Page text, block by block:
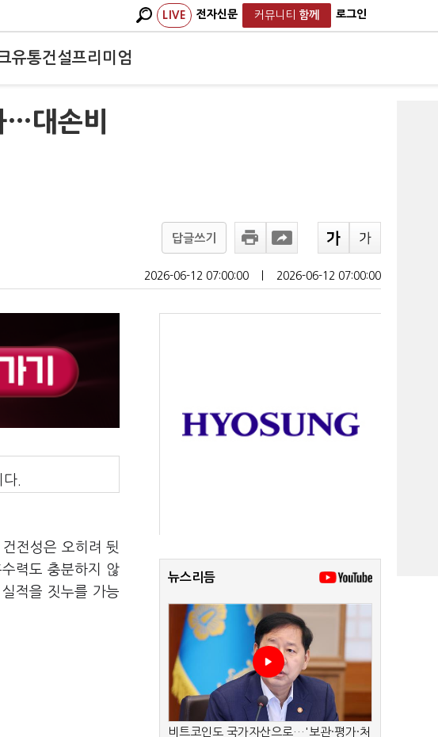
LIVE 전자신문 커뮤니티 함께 로그인
유통건설프리미엄
…대손비
답글쓰기
2026-06-12 07:00:00 2026-06-12 07:00:00
.
전성은 오히려 뒷
력도 충분하지 않
적을 짓누를 가능
뉴스리듬
비트코인도 국가자산으로…'보관·평가·처